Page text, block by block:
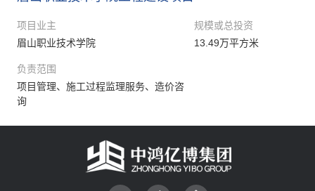
项目业主
眉山职业技术学院
规模或总投资
13.49万平方米
负责范围
项目管理、施工过程监理服务、造价咨
询